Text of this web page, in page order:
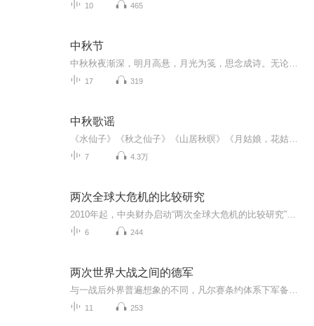
10 465
中秋节
17 319
中秋歌谣
7 4.3万
两次全球大危机的比较研究
6 244
两次世界大战之间的德军
11 253